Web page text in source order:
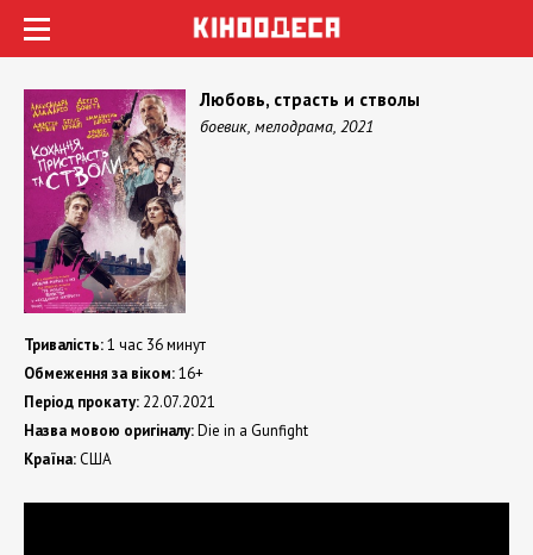
Любовь, страсть и стволы
боевик, мелодрама, 2021
Тривалість:1 час 36 минут
Обмеження за віком:16+
Період прокату: 22.07.2021
Назва мовою оригіналу:Die in a Gunfight
Країна:США